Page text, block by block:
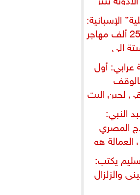
حقالإسبانية:
إعادة 25 ألف مهاجر
إلى
عرابي: أول
لحين البت
النبي:
المصري
العمالة هو
يكتب:
والزلزال